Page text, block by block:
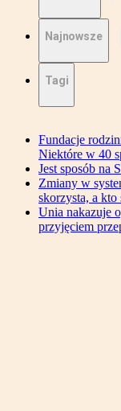
Najnowsze
Tagi
Fundacje
Niektóre w 40
Jest sposób na
Zmiany w
skorzysta, a kto
Unia nakazuje
przyjęciem